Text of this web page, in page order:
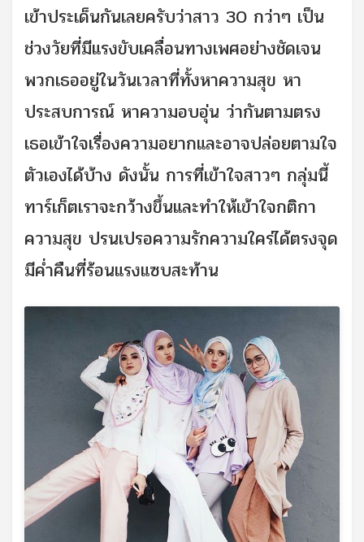
เข้าประเด็นกันเลยครับว่าสาว 30 กว่าๆ เป็น
ช่วงวัยที่มีแรงขับเคลื่อนทางเพศอย่างชัดเจน
พวกเธออยู่ในวันเวลาที่ทั้งหาความสุข หา
ประสบการณ์ หาความอบอุ่น ว่ากันตามตรง
เธอเข้าใจเรื่องความอยากและอาจปล่อยตามใจ
ตัวเองได้บ้าง ดังนั้น การที่เข้าใจสาวๆ กลุ่มนี้
ทาร์เก็ตเราจะกว้างขึ้นและทำให้เข้าใจกติกา
ความสุข ปรนเปรอความรักความใคร่ได้ตรงจุด
มีค่ำคืนที่ร้อนแรงแซบสะท้าน